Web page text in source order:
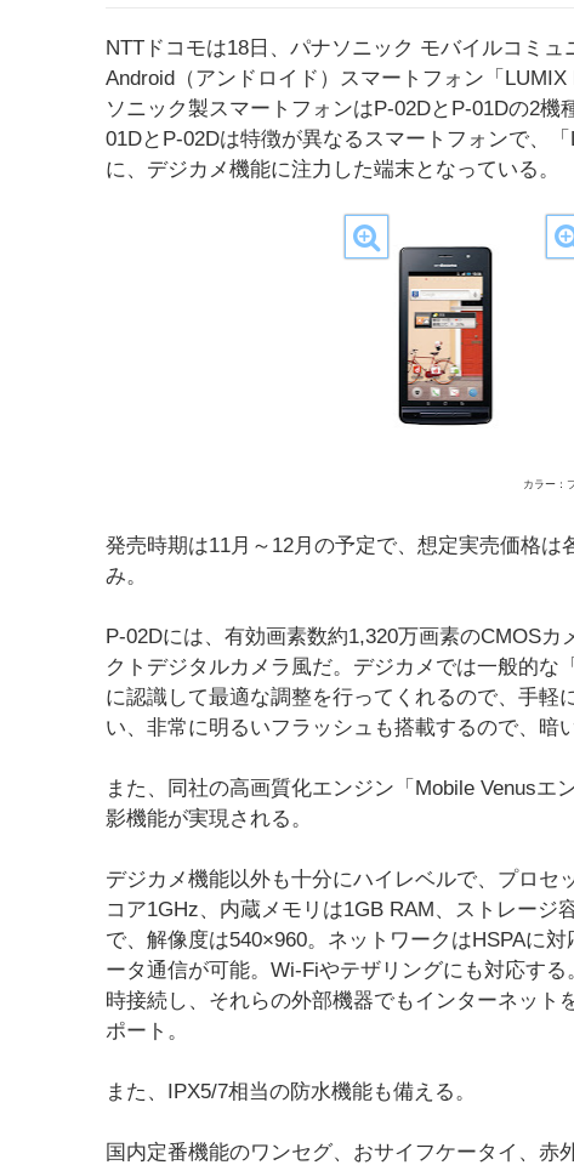
NTTドコモは18日、パナソニック モバイルコミ
Android（アンドロイド）スマートフォン「
ソニック製スマートフォンはP-02DとP-01Dの2
01DとP-02Dは特徴が異なるスマートフォンで、
に、デジカメ機能に注力した端末となっている。
カラー：
発売時期は11月～12月の予定で、想定実売価格
み。
P-02Dには、有効画素数約1,320万画素のCMOS
クトデジタルカメラ風だ。デジカメでは一般的
に認識して最適な調整を行ってくれるので、手軽
い、非常に明るいフラッシュも搭載するので、暗
また、同社の高画質化エンジン「Mobile Venus
影機能が実現される。
デジカメ機能以外も十分にハイレベルで、プロセ
コア1GHz、内蔵メモリは1GB RAM、ストレージ
で、解像度は540×960。ネットワークはHSPAに
ータ通信が可能。Wi-Fiやテザリングにも対応す
時接続し、それらの外部機器でもインターネット
ポート。
また、IPX5/7相当の防水機能も備える。
国内定番機能のワンセグ、おサイフケータイ、赤